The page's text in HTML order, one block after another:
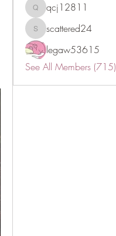
qcj12811
qcj12811
scattered24
scattered24
legaw53615
See All Members (715)